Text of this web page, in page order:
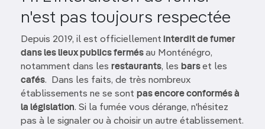
n'est pas toujours respectée
Depuis 2019, il est officiellement interdit de fumer
dans les lieux publics fermésau Monténégro,
notamment dans les restaurants, les barset les
cafés. Dans les faits, de très nombreux
établissements ne se sont pas encore conformés à
la législation. Si la fumée vous dérange, n'hésitez
pas à le signaler ou à choisir un autre établissement.